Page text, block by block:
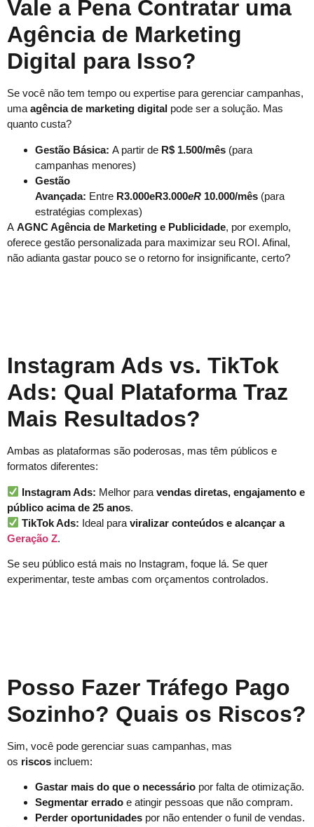
Vale a Pena Contratar uma
Agência de Marketing
Digital para Isso?
Se você não tem tempo ou expertise para gerenciar campanhas,
umaagência de marketing digital pode ser a solução. Mas
quanto custa?
Gestão Básica: A partir de R$ 1.500/mês (para
campanhas menores)
Gestão
Avançada: Entre R3.000eR3.000eR 10.000/mês (para
estratégias complexas)
A AGNC Agência de Marketing e Publicidade, por exemplo,
oferece gestão personalizada para maximizar seu ROI. Afinal,
não adianta gastar pouco se o retorno for insignificante, certo?
Instagram Ads vs. TikTok
Ads: Qual Plataforma Traz
Mais Resultados?
Ambas as plataformas são poderosas, mas têm públicos e
formatos diferentes:
Instagram Ads: Melhor paravendas diretas, engajamento e
público acima de 25 anos.
TikTok Ads: Ideal paraviralizar conteúdos e alcançar a
Geração Z.
Se seu público está mais no Instagram, foque lá. Se quer
experimentar, teste ambas com orçamentos controlados.
Posso Fazer Tráfego Pago
Sozinho? Quais os Riscos?
Sim, você pode gerenciar suas campanhas, mas
os riscos incluem:
Gastar mais do que o necessário por falta de otimização.
Segmentar errado e atingir pessoas que não compram.
Perder oportunidades por não entender o funil de vendas.